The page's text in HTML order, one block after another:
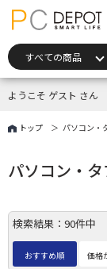
ようこそ ゲスト さん
トップ パソコン・
パソコン・
検索結果：90件中
おすすめ順 価格